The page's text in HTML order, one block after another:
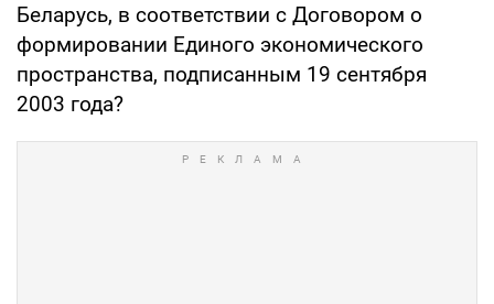
Беларусь, в соответствии с Договором о
формировании Единого экономического
пространства, подписанным 19 сентября
2003 года?